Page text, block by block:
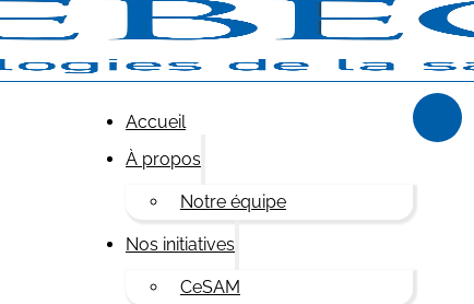
Accueil
À propos
Notre équipe
Nos initiatives
CeSAM